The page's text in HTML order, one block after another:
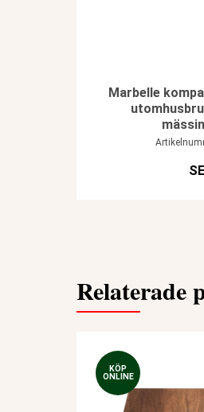
Marbelle
Relaterade
KÖP
ONLINE